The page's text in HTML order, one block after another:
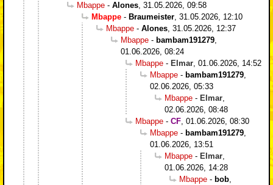
Mbappe - Alones, 31.05.2026, 09:58
Mbappe - Braumeister, 31.05.2026, 12:10
Mbappe - Alones, 31.05.2026, 12:37
Mbappe - bambam191279,
01.06.2026, 08:24
Mbappe - Elmar, 01.06.2026, 14:52
Mbappe - bambam191279,
02.06.2026, 05:33
Mbappe - Elmar,
02.06.2026, 08:48
Mbappe - CF, 01.06.2026, 08:30
Mbappe - bambam191279,
01.06.2026, 13:51
Mbappe - Elmar,
01.06.2026, 14:28
Mbappe - bob,